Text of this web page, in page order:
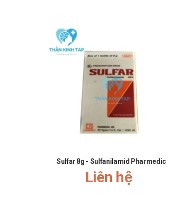
Tên: Pharmedic
Xuất xứ: Việt Nam
Để biết giá sỉ, lẻ thuốc Pulmofar (Hộp
Nguồn: https://dichvucong.dav.gov.vn/
Sulfar 8g - Sulfanilamid Pharmedic
Liên hệ